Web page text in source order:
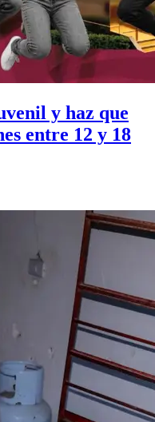
y haz que
entre 12 y 18